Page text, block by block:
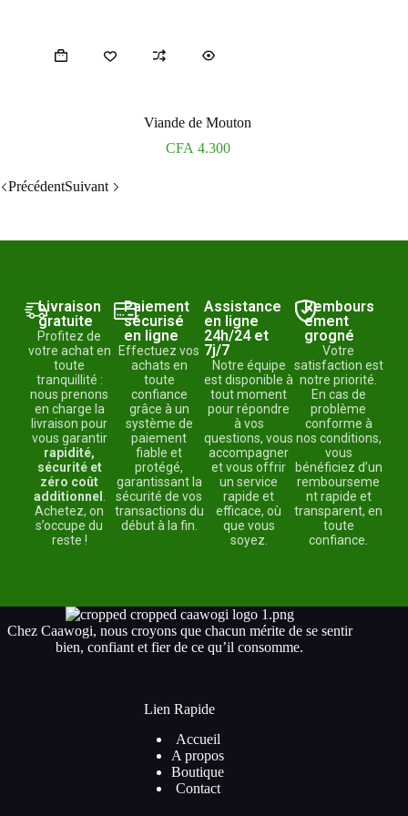
Viande de Mouton
CFA 4.300
PrécédentSuivant
Livraison
gratuite
Profitez de
votre achat en
toute
tranquillité :
nous prenons
en charge la
livraison pour
vous garantir
rapidité,
sécurité et
zéro coût
additionnel .
Achetez, on
s’occupe du
reste !
Paiement
sécurisé
en ligne
Effectuez vos
achats en
toute
confiance
grâce à un
système de
paiement
fiable et
protégé,
garantissant la
sécurité de vos
transactions du
début à la fin.
Assistance
en ligne
24h/24 et
7j/7
Notre équipe
est disponible à
tout moment
pour répondre
à vos
questions, vous
accompagner
et vous offrir
un service
rapide et
efficace, où
que vous
soyez.
Rembours
ement
grogné
Votre
satisfaction est
notre priorité.
En cas de
problème
conforme à
nos conditions,
vous
bénéficiez d’un
rembourseme
nt rapide et
transparent, en
toute
confiance.
Chez Caawogi, nous croyons que chacun mérite de se sentir
bien, confiant et fier de ce qu’il consomme.
Lien Rapide
Accueil
A propos
Boutique
Contact